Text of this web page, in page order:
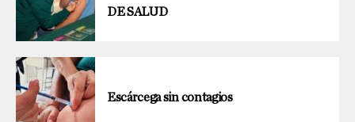
DE SALUD
Escárcega sin contagios